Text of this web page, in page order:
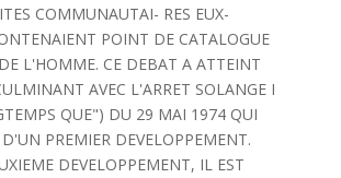
COMMUNAUTAI- RES EUX-
POINT DE CATALOGUE
L'HOMME. CE DEBAT A ATTEINT
AVEC L'ARRET SOLANGE I
QUE") DU 29 MAI 1974 QUI
PREMIER DEVELOPPEMENT.
DEVELOPPEMENT, IL EST